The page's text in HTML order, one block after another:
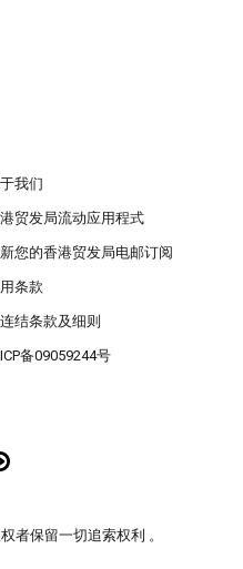
我们
贸发局流动应用程式
您的香港贸发局电邮订阅
条款
结条款及细则
备09059244号
者保留一切追索权利 。